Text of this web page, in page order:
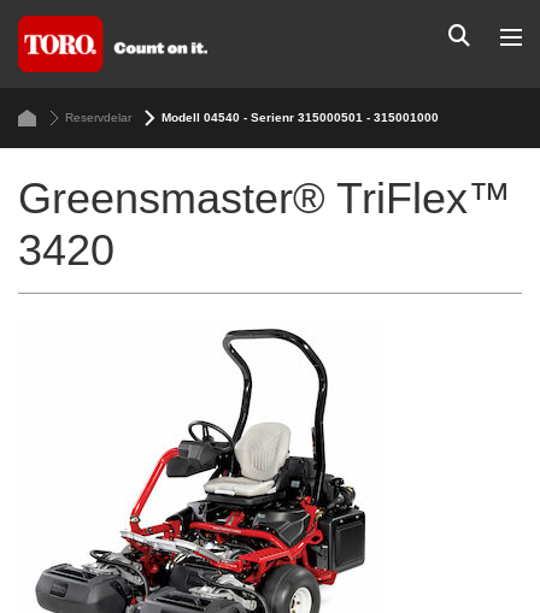
Reservdelar Modell 04540 - Serienr 315000501 - 315001000
Greensmaster® TriFlex™
3420